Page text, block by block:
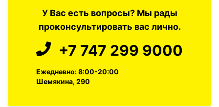
У Вас есть вопросы? Мы рады
проконсультировать вас лично.
+7 747 299 9000
Ежедневно: 8:00-20:00
Шемякина, 290